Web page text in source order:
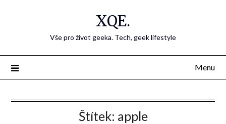
XQE.
Vše pro život geeka. Tech, geek lifestyle
Menu
Štítek: apple